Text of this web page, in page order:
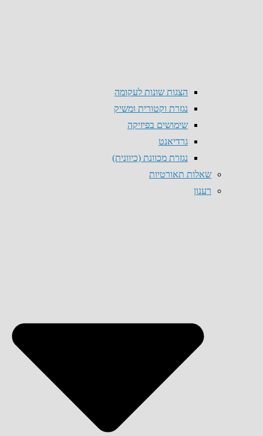
הצגות שונות לעקומה
נגזרת וקטורית ומשיק
שימושים בפיזיקה
גרדיאנט
נגזרת מכוונת (כיוונית)
שאלות תאורטיות
רענון